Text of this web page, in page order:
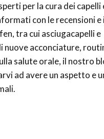
per la cura dei capelli
con le recensioni e
tra cui asciugacapelli e
nuove acconciature,
salute orale, il nostro
ad avere un aspetto e